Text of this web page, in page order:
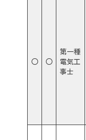
〇 〇
第一種
電気工
事士